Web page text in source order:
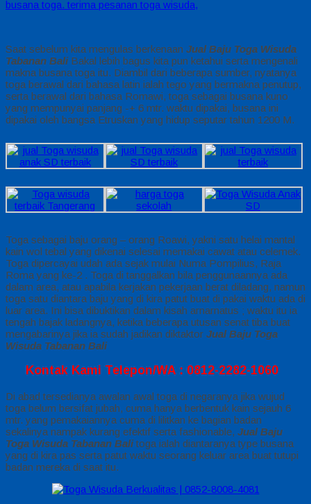
Saat sebelum kita mengulas berkenaan Jual Baju Toga Wisuda
Tabanan BaliBakal lebih bagus kita pun ketahui serta mengenali
makna busana toga itu. Diambil dari beberapa sumber, nyatanya
toga berawal dari bahasa latin ialah tego yang bermakna penutup,
serta berawal dari bahasa Romawi, toga sebagai busana kuno
yang mempunyai panjang -+ 6 mtr. waktu dipakai, busana ini
dipakai oleh bangsa Etruskan yang hidup seputar tahun 1200 M.
Toga sebagai baju orang – orang Roawi, yakni satu helai mantal
kain wol tebal yang dikenai selesai memakai cawat atau celemek.
Toga dipercayai udah ada sejak mulai Numa Pompilius, Raja
Roma yang ke-2 . Toga di tanggalkan bila penggunaannya ada
dalam area, atau apabila kerjakan pekerjaan berat diladang, namun
toga satu diantara baju yang di kira patut buat di pakai waktu ada di
luar area. Ini bisa dibuktikan dalam kisah arnarnatus ; waktu itu ia
tengah bajak ladangnya, ketika beberapa utusan senat tiba buat
mengabarinya jika ia sudah jadikan diktaktor Jual Baju Toga
Wisuda Tabanan Bali
Kontak Kami Telepon/WA : 0812-2282-1060
Di abad tersedianya awalan awal toga di negaranya jika wujud
toga belum bersifat jubah, cuma hanya berbentuk kain sejauh 6
mtr. yang pemakaiannya cuma di lilitkan ke bagian badan
sekalinya nampak kurang efektif serta fashionable, Jual Baju
Toga Wisuda Tabanan Balitoga ialah diantaranya type busana
yang di kira pas serta patut waktu seorang keluar area buat tutupi
badan mereka di saat itu.